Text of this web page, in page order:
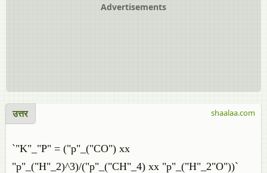
Advertisements
उत्तर
`"K"_"P" = ("p"_("CO") xx
"p"_("H"_2)^3)/("p"_("CH"_4) xx "p"_("H"_2"O"))`
shaalaa.com